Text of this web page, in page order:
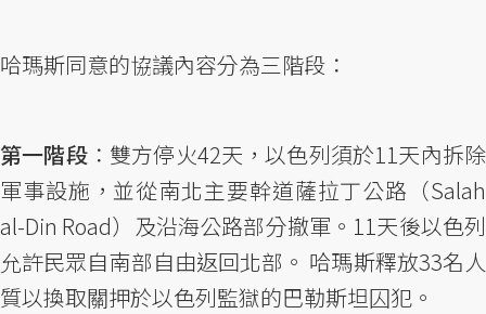
哈瑪斯同意的協議內容分為三階段：
第一階段：雙方停火42天，以色列須於11天內拆除
軍事設施，並從南北主要幹道薩拉丁公路（Salah
al-Din Road）及沿海公路部分撤軍。11天後以色列
允許民眾自南部自由返回北部。 哈瑪斯釋放33名人
質以換取關押於以色列監獄的巴勒斯坦囚犯。